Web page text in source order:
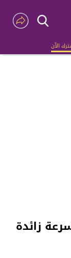
الآن
مخالفة سرعة زائدة